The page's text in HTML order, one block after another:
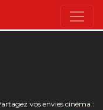
vos envies cinéma :